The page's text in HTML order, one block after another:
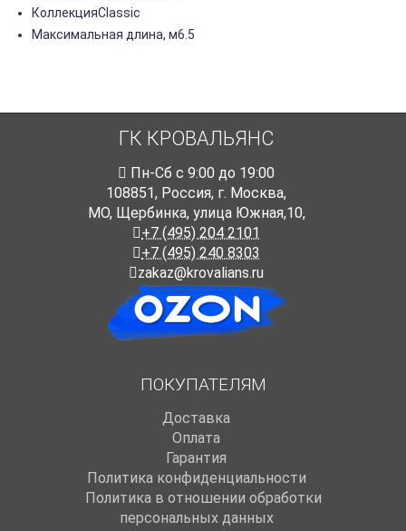
КоллекцияClassic
Максимальная длина, м6.5
ГК КРОВАЛЬЯНС
Пн-Cб с 9:00 до 19:00
108851, Россия, г. Москва,
МО, Щербинка, улица Южная,10,
+7 (495) 204 2101
+7 (495) 240 8303
zakaz@krovalians.ru
ПОКУПАТЕЛЯМ
Доставка
Оплата
Гарантия
Политика конфиденциальности
Политика в отношении обработки
персональных данных